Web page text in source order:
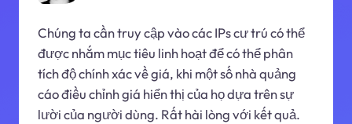
Chúng ta cần truy cập vào các IPs cư trú có thể
được nhắm mục tiêu linh hoạt để có thể phân
tích độ chính xác về giá, khi một số nhà quảng
cáo điều chỉnh giá hiển thị của họ dựa trên sự
lười của người dùng. Rất hài lòng với kết quả.